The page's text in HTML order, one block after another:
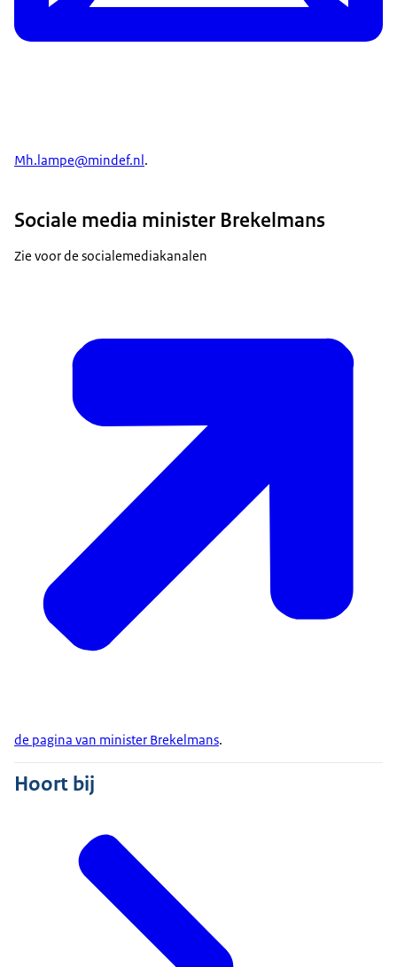
Mh.lampe@mindef.nl .
Sociale media minister Brekelmans
Zie voor de socialemediakanalen
de pagina van minister Brekelmans.
Hoort bij